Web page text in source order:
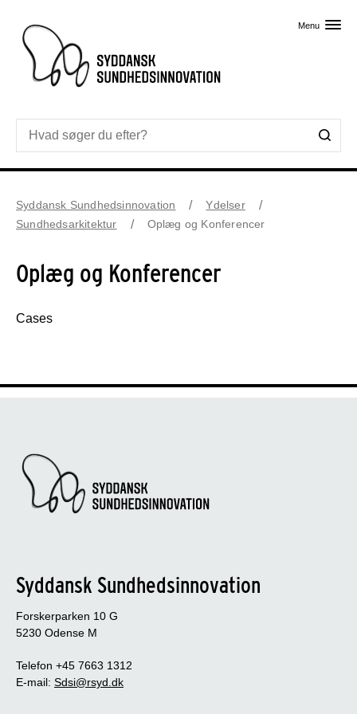
Menu
Syddansk Sundhedsinnovation
Ydelser
Sundhedsarkitektur
Oplæg og Konferencer
Oplæg og Konferencer
Cases
Syddansk Sundhedsinnovation
Forskerparken 10 G
5230 Odense M
Telefon +45 7663 1312
E-mail: Sdsi@rsyd.dk